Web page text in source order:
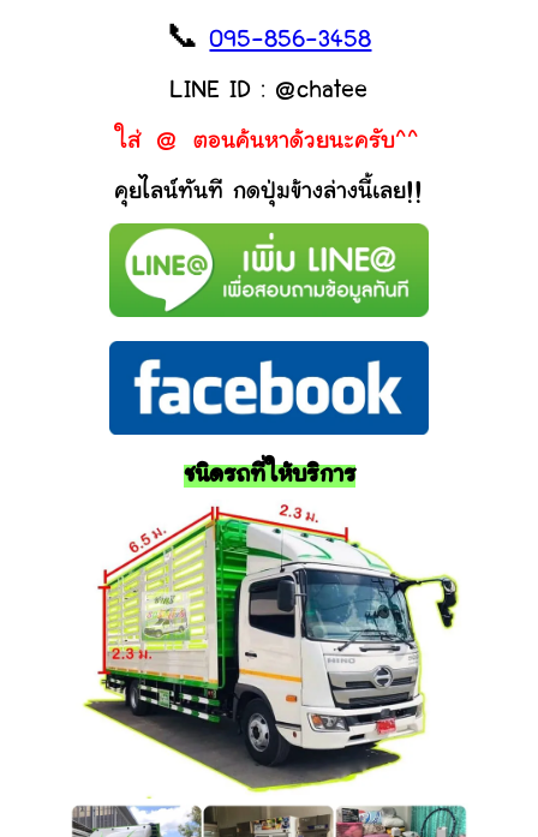
📞095-856-3458
LINE ID : @chatee
ใส่ @ ตอนค้นหาด้วยนะครับ^^
คุยไลน์ทันที กดปุ่มข้างล่างนี้เลย!!
ชนิดรถที่ให้บริการ